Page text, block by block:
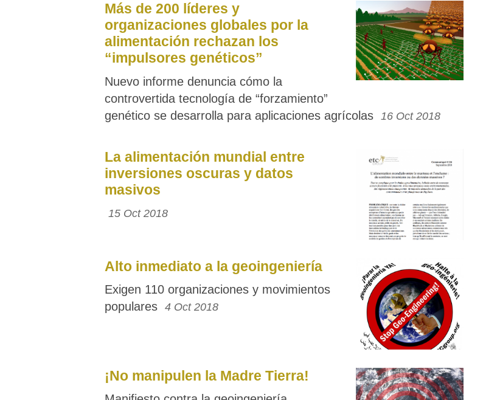
Más de 200 líderes y
organizaciones globales por la
alimentación rechazan los
“impulsores genéticos”
Nuevo informe denuncia cómo la
controvertida tecnología de “forzamiento”
genético se desarrolla para aplicaciones agrícolas 16 Oct 2018
La alimentación mundial entre
inversiones oscuras y datos
masivos
15 Oct 2018
Alto inmediato a la geoingeniería
Exigen 110 organizaciones y movimientos
populares 4 Oct 2018
¡No manipulen la Madre Tierra!